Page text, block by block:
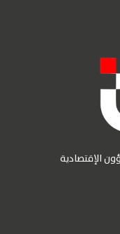
الإقتصادية